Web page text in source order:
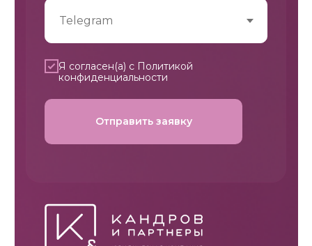
Я согласен(а) с Политикой
конфиденциальности
Отправить заявку